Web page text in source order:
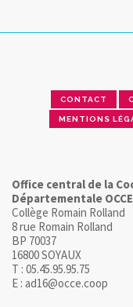
CONTACT
MENTIONS
Office central de la
Départementale
Collège Romain Rolland
8 rue Romain Rolland
BP 70037
16800 SOYAUX
T : 05.45.95.95.75
E : ad16@occe.coop